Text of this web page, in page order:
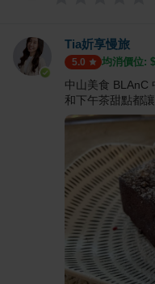
Tia妡享慢旅
5.0 均消價位: $
中山美食 BLAnC
和下午茶甜點都